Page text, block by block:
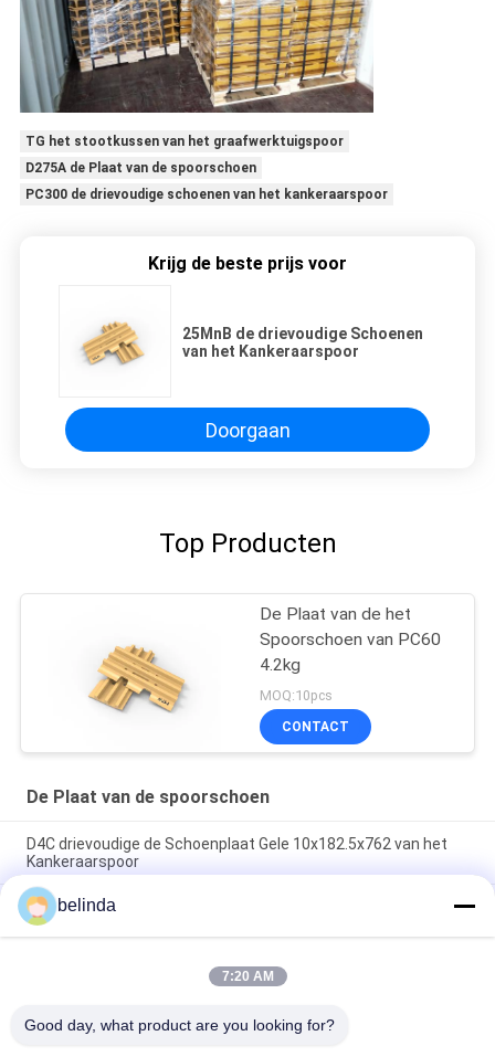
TG het stootkussen van het graafwerktuigspoor
D275A de Plaat van de spoorschoen
PC300 de drievoudige schoenen van het kankeraarspoor
Krijg de beste prijs voor
25MnB de drievoudige Schoenen
van het Kankeraarspoor
Doorgaan
Top Producten
De Plaat van de het
Spoorschoen van PC60
4.2kg
MOQ:10pcs
CONTACT
De Plaat van de spoorschoen
D4C drievoudige de Schoenplaat Gele 10x182.5x762 van het
Kankeraarspoor
TG het rubberspoor vult de platen van Track van het
Graafwerktuiggraafwerktuig 126-5061 op 320
Van het Graafwerktuigtrack shoe plate van HRC 25 van het
Spoorstootkussens D6R 203 van de de Verbindingshoogte het
belinda
7:20 AM
Good day, what product are you looking for?